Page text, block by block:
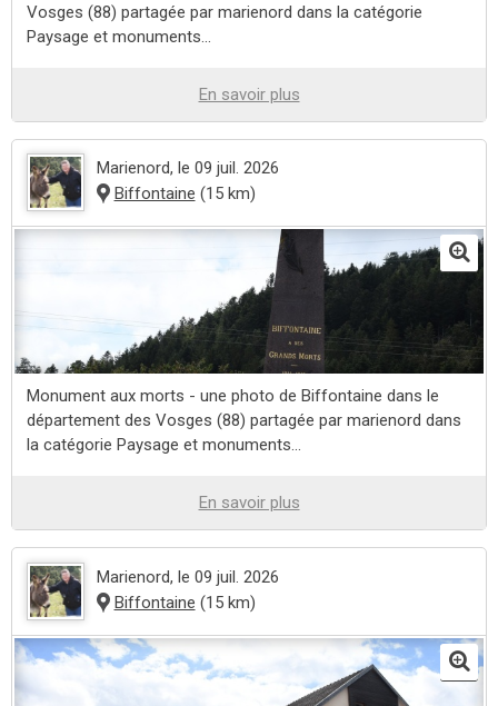
Vosges (88) partagée par marienord dans la catégorie
Paysage et monuments...
En savoir plus
Marienord, le 09 juil. 2026
Biffontaine (15 km)
Monument aux morts - une photo de Biffontaine dans le
département des Vosges (88) partagée par marienord dans
la catégorie Paysage et monuments...
En savoir plus
Marienord, le 09 juil. 2026
Biffontaine (15 km)